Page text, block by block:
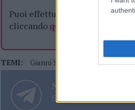
Puoi effettuare l'accesso
cliccando qui
TEMI: Gianni Sarti Heramea Olbia
Notizie in tempo
Entra nel canale